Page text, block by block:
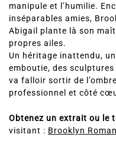
manipule et l’humilie.
inséparables amies,
Abigail plante là son
propres ailes.
Un héritage inattendu,
emboutie, des sculptures
va falloir sortir de
professionnel et côté
Obtenez un extrait ou le
visitant : Brooklyn